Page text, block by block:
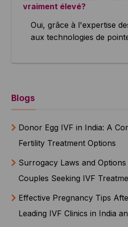
vraiment élevé?
Oui, grâce à l'expertise
aux technologies de
Blogs
Donor Egg IVF in India: A
Fertility Treatment Options
Surrogacy Laws and
Couples Seeking IVF
Effective Pregnancy Tips
Leading IVF Clinics in India